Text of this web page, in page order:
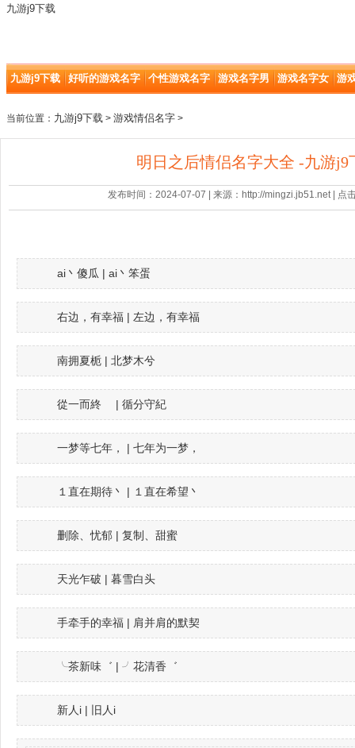
九游j9下载
九游j9下载 好听的游戏名字 个性游戏名字 游戏名字男 游戏名字女 游
当前位置： 九游j9下载 > 游戏情侣名字 >
明日之后情侣名字大全 -九游j9
发布时间：2024-07-07 | 来源：http://mingzi.jb51.net | 点
ai丶傻瓜 | ai丶笨蛋
右边，有幸福 | 左边，有幸福
南拥夏栀 | 北梦木兮
從一而終ゝ | 循分守紀ゝ
一梦等七年， | 七年为一梦，
１直在期待丶 | １直在希望丶
删除、忧郁 | 复制、甜蜜
天光乍破 | 暮雪白头
手牵手的幸福 | 肩并肩的默契
╰茶新味゛ | ╯花清香゛
新人i | 旧人i